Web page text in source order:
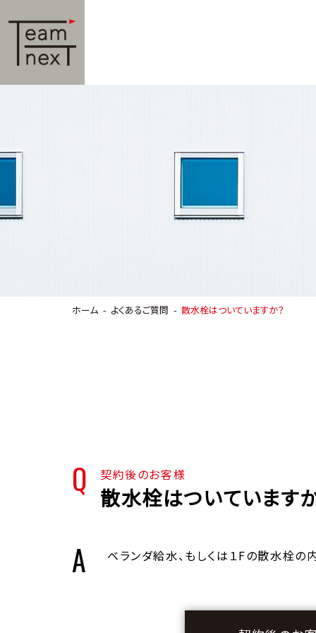
ホーム よくあるご質問 散水栓はついていますか？
契約後のお客様
散水栓はついています
ベランダ給水、もしくは１Fの散水栓の